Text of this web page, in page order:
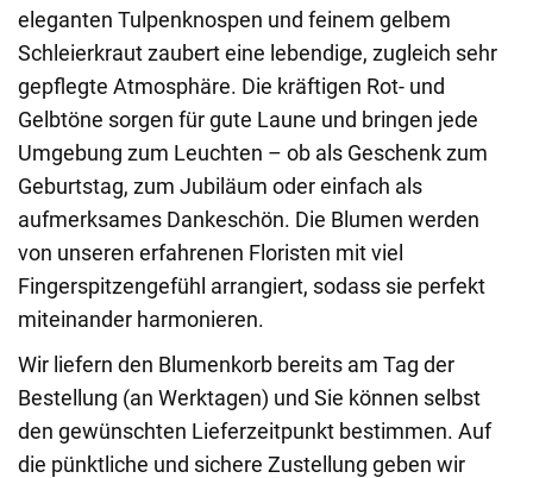
eleganten Tulpenknospen und feinem gelbem
Schleierkraut zaubert eine lebendige, zugleich sehr
gepflegte Atmosphäre. Die kräftigen Rot- und
Gelbtöne sorgen für gute Laune und bringen jede
Umgebung zum Leuchten – ob als Geschenk zum
Geburtstag, zum Jubiläum oder einfach als
aufmerksames Dankeschön. Die Blumen werden
von unseren erfahrenen Floristen mit viel
Fingerspitzengefühl arrangiert, sodass sie perfekt
miteinander harmonieren.
Wir liefern den Blumenkorb bereits am Tag der
Bestellung (an Werktagen) und Sie können selbst
den gewünschten Lieferzeitpunkt bestimmen. Auf
die pünktliche und sichere Zustellung geben wir